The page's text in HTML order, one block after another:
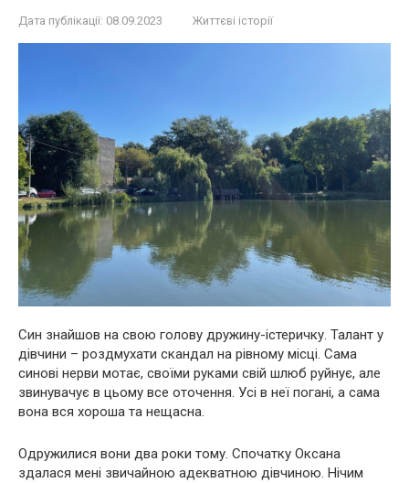
Дата публікації: 08.09.2023 Життєві історії
Син знайшов на свою голову дружину-істеричку. Талант у
дівчини – роздмухати скандал на рівному місці. Сама
синові нерви мотає, своїми руками свій шлюб руйнує, але
звинувачує в цьому все оточення. Усі в неї погані, а сама
вона вся хороша та нещасна.
Одружилися вони два роки тому. Спочатку Оксана
здалася мені звичайною адекватною дівчиною. Нічим